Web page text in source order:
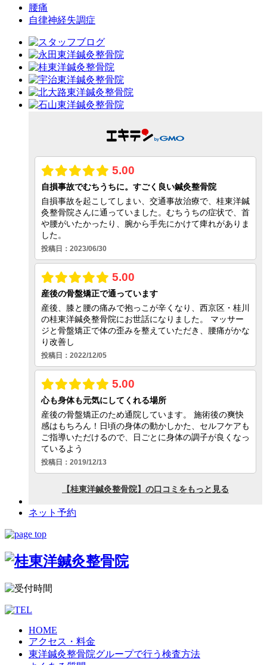
腰痛
自律神経失調症
ネット予約
HOME
アクセス・料金
東洋鍼灸整骨院グループで行う検査方法